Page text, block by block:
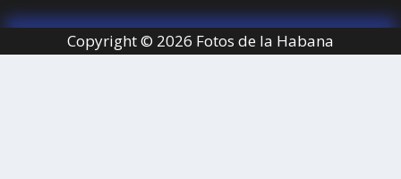
Copyright © 2026 Fotos de la Habana